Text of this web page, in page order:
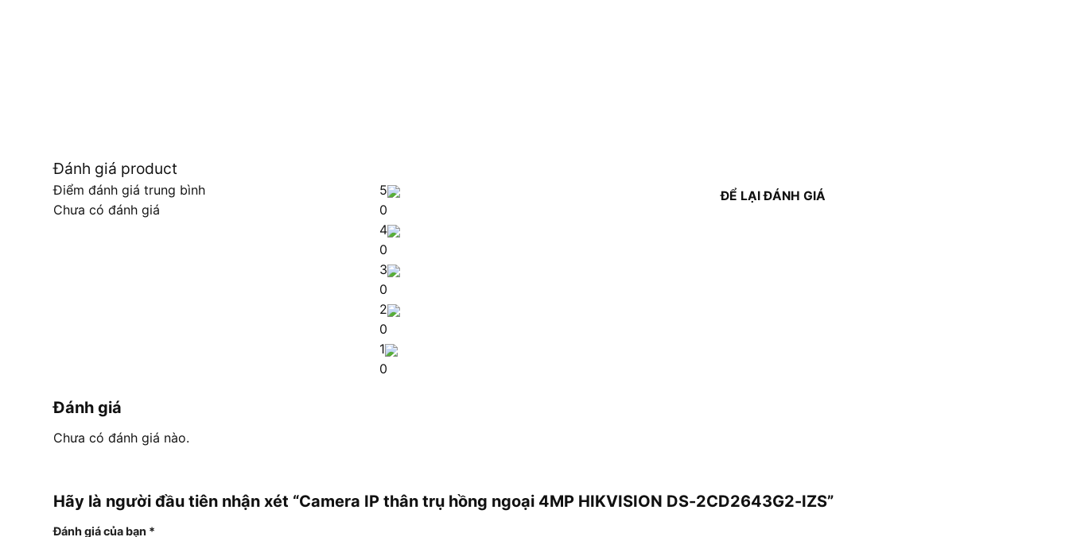
Đánh giá product
Điểm đánh giá trung bình
Chưa có đánh giá
5
0
4
0
3
0
2
0
1
0
ĐỂ LẠI ĐÁNH GIÁ
Đánh giá
Chưa có đánh giá nào.
Hãy là người đầu tiên nhận xét “Camera IP thân trụ hồng ngoại 4MP HIKVISION DS-2CD2643G2-IZS”
Đánh giá của bạn *